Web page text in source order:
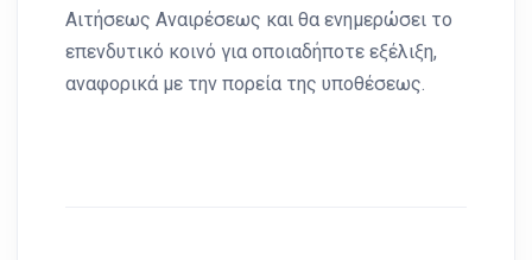
Αιτήσεως Αναιρέσεως και θα ενημερώσει το
επενδυτικό κοινό για οποιαδήποτε εξέλιξη,
αναφορικά με την πορεία της υποθέσεως.